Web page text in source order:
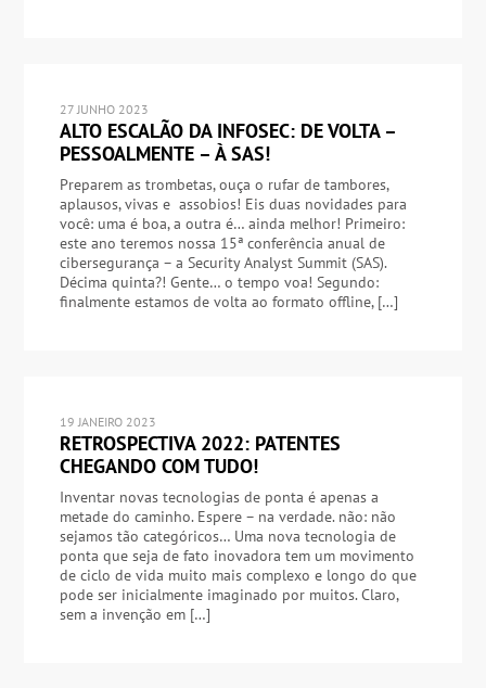
27 JUNHO 2023
ALTO ESCALÃO DA INFOSEC: DE VOLTA –
PESSOALMENTE – À SAS!
Preparem as trombetas, ouça o rufar de tambores,
aplausos, vivas e assobios! Eis duas novidades para
você: uma é boa, a outra é… ainda melhor! Primeiro:
este ano teremos nossa 15ª conferência anual de
cibersegurança – a Security Analyst Summit (SAS).
Décima quinta?! Gente… o tempo voa! Segundo:
finalmente estamos de volta ao formato offline, […]
19 JANEIRO 2023
RETROSPECTIVA 2022: PATENTES
CHEGANDO COM TUDO!
Inventar novas tecnologias de ponta é apenas a
metade do caminho. Espere – na verdade. não: não
sejamos tão categóricos… Uma nova tecnologia de
ponta que seja de fato inovadora tem um movimento
de ciclo de vida muito mais complexo e longo do que
pode ser inicialmente imaginado por muitos. Claro,
sem a invenção em […]